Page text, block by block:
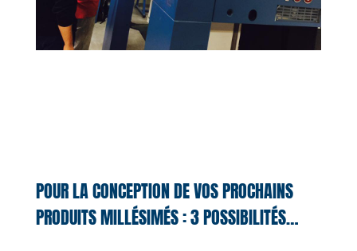
POUR LA CONCEPTION DE VOS PROCHAINS
PRODUITS MILLÉSIMÉS : 3 POSSIBILITÉS…